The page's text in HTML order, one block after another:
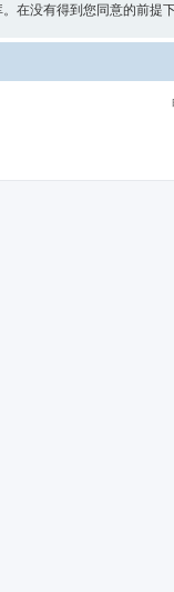
在没有得到您同意的前提